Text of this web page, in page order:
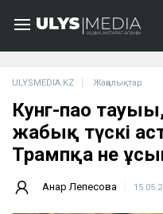
ULYSMEDIA.KZ Жаңалықтар
Кунг-пао
жабық түскі
Трампқа не
Анар Лепесова